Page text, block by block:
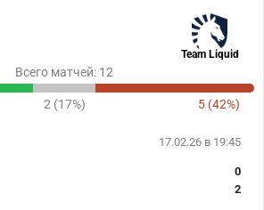
Team Liquid
Всего матчей: 12
2 (17%) 5 (42%)
17.02.26 в 19:45
0
2